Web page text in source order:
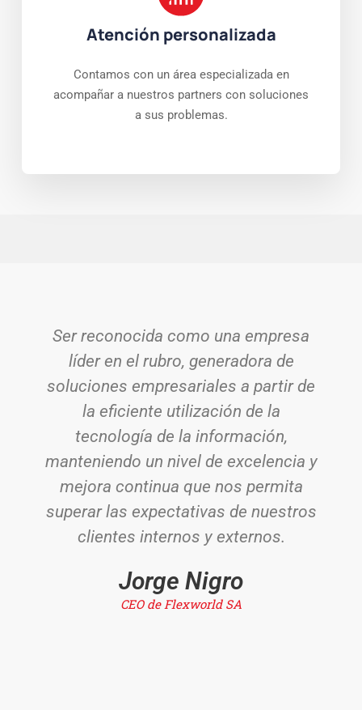
Atención personalizada
Contamos con un área especializada en
acompañar a nuestros partners con soluciones
a sus problemas.
Ser reconocida como una empresa
líder en el rubro, generadora de
soluciones empresariales a partir de
la eficiente utilización de la
tecnología de la información,
manteniendo un nivel de excelencia y
mejora continua que nos permita
superar las expectativas de nuestros
clientes internos y externos.
Jorge Nigro
CEO de Flexworld SA